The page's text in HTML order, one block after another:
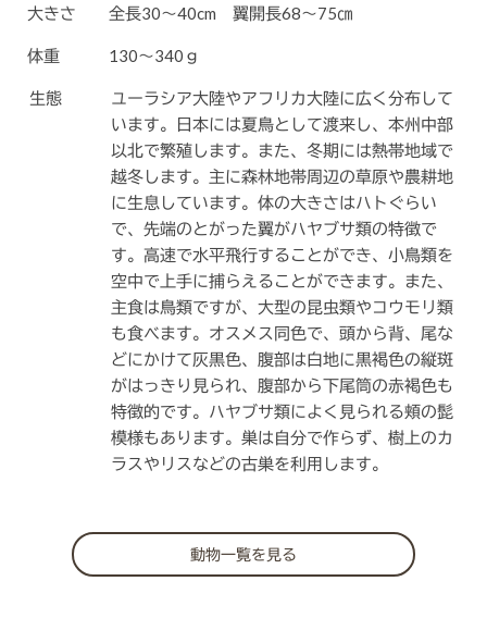
大きさ 全長30～40cm 翼開長68～75㎝
体重 130～340ｇ
生態
ユーラシア大陸やアフリカ大陸に広く分布して
います。日本には夏鳥として渡来し、本州中部
以北で繁殖します。また、冬期には熱帯地域で
越冬します。主に森林地帯周辺の草原や農耕地
に生息しています。体の大きさはハトぐらい
で、先端のとがった翼がハヤブサ類の特徴で
す。高速で水平飛行することができ、小鳥類を
空中で上手に捕らえることができます。また、
主食は鳥類ですが、大型の昆虫類やコウモリ類
も食べます。オスメス同色で、頭から背、尾な
どにかけて灰黒色、腹部は白地に黒褐色の縦斑
がはっきり見られ、腹部から下尾筒の赤褐色も
特徴的です。ハヤブサ類によく見られる頬の髭
模様もあります。巣は自分で作らず、樹上のカ
ラスやリスなどの古巣を利用します。
動物一覧を見る